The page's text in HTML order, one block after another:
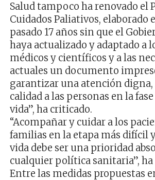
Salud tampoco ha renovado el
Cuidados Paliativos, elaborado
pasado 17 años sin que el
haya actualizado y adaptado a
médicos y científicos y a las
actuales un documento
garantizar una atención
calidad a las personas en la
vida”, ha criticado.
“Acompañar y cuidar a los
familias en la etapa más difícil
vida debe ser una prioridad
cualquier política sanitaria”, ha
Entre las medidas propuestas